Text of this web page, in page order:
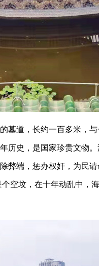
道，长约一百多米，
史，是国家珍贵文物
端，惩办权奸，为民
空坟，在十年动乱中